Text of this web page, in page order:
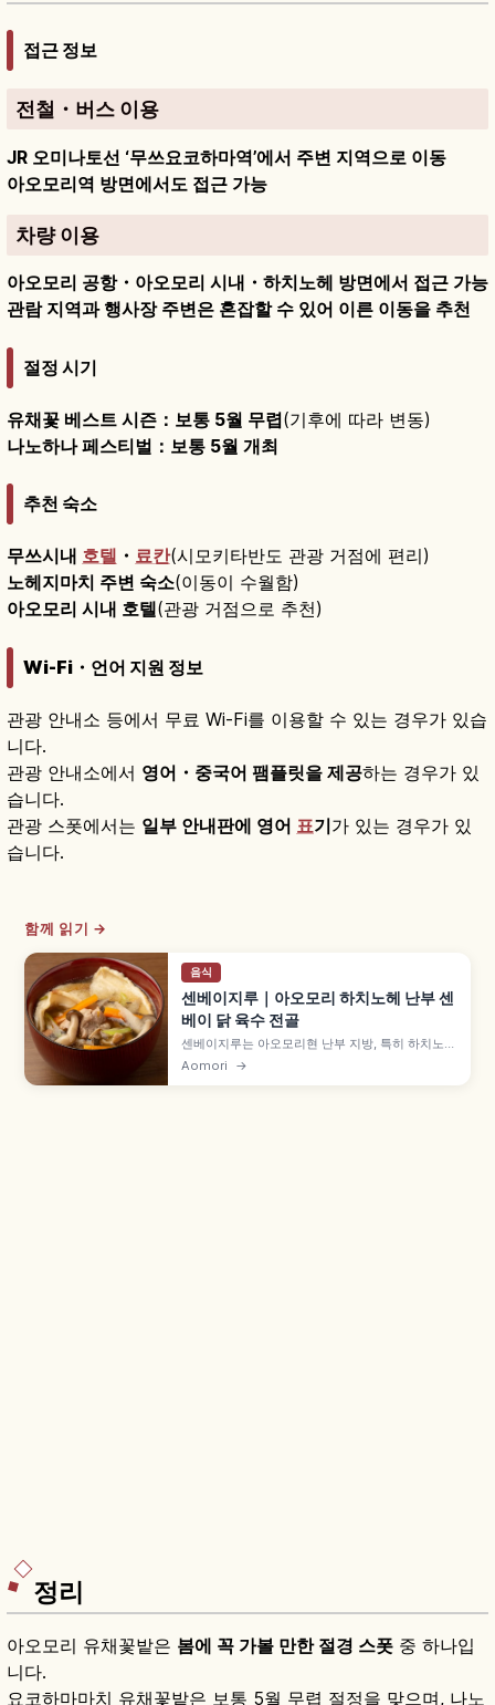
접근 정보
전철・버스 이용
JR 오미나토선 ‘무쓰요코하마역’에서 주변 지역으로 이동
아오모리역 방면에서도 접근 가능
차량 이용
아오모리 공항・아오모리 시내・하치노헤 방면에서 접근 가능
관람 지역과 행사장 주변은 혼잡할 수 있어 이른 이동을 추천
절정 시기
유채꽃 베스트 시즌：보통 5월 무렵(기후에 따라 변동)
나노하나 페스티벌：보통 5월 개최
추천 숙소
무쓰시내 호텔 ・ 료칸(시모키타반도 관광 거점에 편리)
노헤지마치 주변 숙소(이동이 수월함)
아오모리 시내 호텔(관광 거점으로 추천)
Wi-Fi・언어 지원 정보
관광 안내소 등에서 무료 Wi-Fi를 이용할 수 있는 경우가 있습
니다.
관광 안내소에서 영어・중국어 팸플릿을 제공하는 경우가 있
습니다.
관광 스폿에서는 일부 안내판에 영어 표기가 있는 경우가 있
습니다.
함께 읽기 →
음식
센베이지루｜아오모리 하치노헤 난부 센
베이 닭 육수 전골
센베이지루는 아오모리현 난부 지방, 특히 하치노헤
시의 향토 전골로, 닭 육수 간장 국물에 전골 전용
Aomori →
정리
아오모리 유채꽃밭은 봄에 꼭 가볼 만한 절경 스폿 중 하나입
니다.
요코하마마치 유채꽃밭은 보통 5월 무렵 절정을 맞으며, 나노